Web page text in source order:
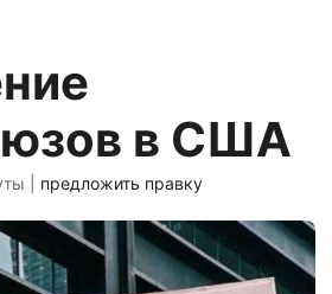
в США
| предложить правку